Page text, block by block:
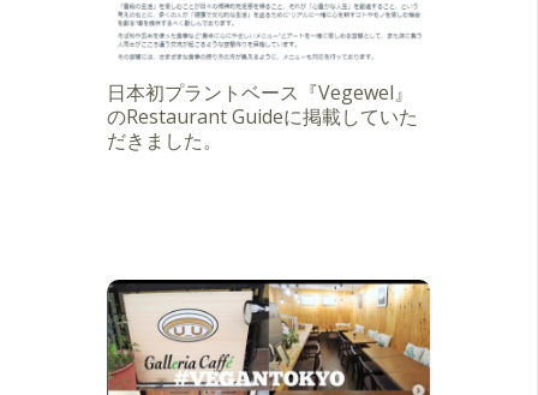
日本初プラントベース『Vegewel』
のRestaurant Guideに掲載していた
だきました。